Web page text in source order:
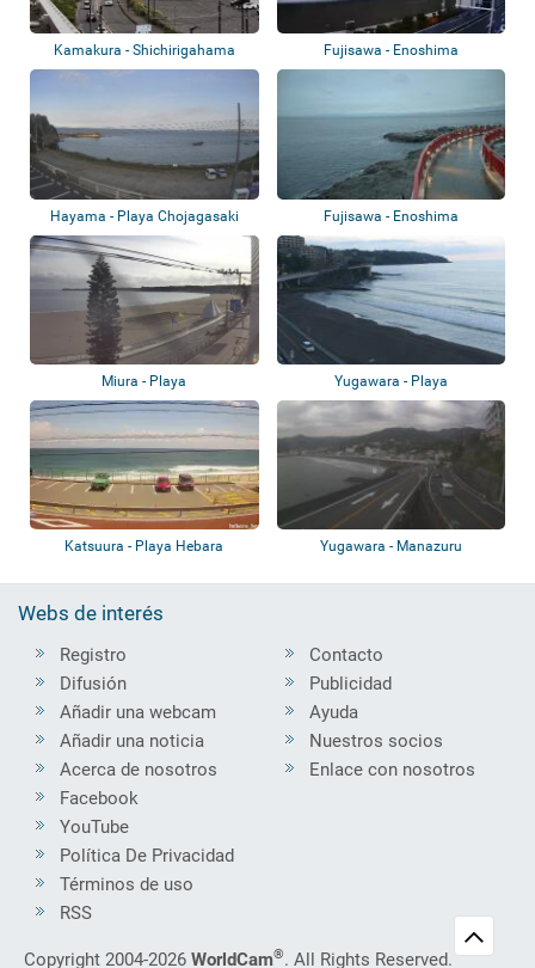
Kamakura - Shichirigahama Fujisawa - Enoshima
Hayama - Playa Chojagasaki Fujisawa - Enoshima
Miura - Playa Yugawara - Playa
Katsuura - Playa Hebara Yugawara - Manazuru
Webs de interés
Registro
Difusión
Añadir una webcam
Añadir una noticia
Acerca de nosotros
Contacto
Publicidad
Ayuda
Nuestros socios
Enlace con nosotros
Facebook
YouTube
Política De Privacidad
Términos de uso
RSS
Copyright 2004-2026 WorldCam®. All Rights Reserved.